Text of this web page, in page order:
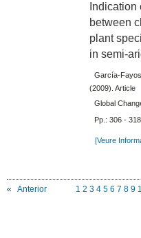
between
plant
in semi-
García-
(2009). Article
Global
Pp.: 306 - 318.
[Veure
Anterior 1 2 3 4 5 6 7 8 9